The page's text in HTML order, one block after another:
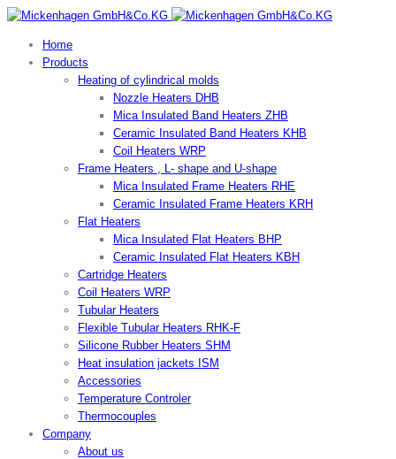
Home
Products
Heating of cylindrical molds
Nozzle Heaters DHB
Mica Insulated Band Heaters ZHB
Ceramic Insulated Band Heaters KHB
Coil Heaters WRP
Frame Heaters , L- shape and U-shape
Mica Insulated Frame Heaters RHE
Ceramic Insulated Frame Heaters KRH
Flat Heaters
Mica Insulated Flat Heaters BHP
Ceramic Insulated Flat Heaters KBH
Cartridge Heaters
Coil Heaters WRP
Tubular Heaters
Flexible Tubular Heaters RHK-F
Silicone Rubber Heaters SHM
Heat insulation jackets ISM
Accessories
Temperature Controler
Thermocouples
Company
About us